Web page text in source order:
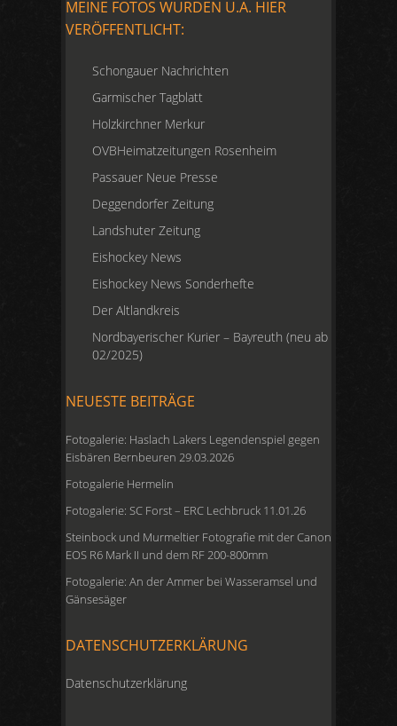
MEINE FOTOS WURDEN U.A. HIER
VERÖFFENTLICHT:
Schongauer Nachrichten
Garmischer Tagblatt
Holzkirchner Merkur
OVBHeimatzeitungen Rosenheim
Passauer Neue Presse
Deggendorfer Zeitung
Landshuter Zeitung
Eishockey News
Eishockey News Sonderhefte
Der Altlandkreis
Nordbayerischer Kurier – Bayreuth (neu ab
02/2025)
NEUESTE BEITRÄGE
Fotogalerie: Haslach Lakers Legendenspiel gegen
Eisbären Bernbeuren 29.03.2026
Fotogalerie Hermelin
Fotogalerie: SC Forst – ERC Lechbruck 11.01.26
Steinbock und Murmeltier Fotografie mit der Canon
EOS R6 Mark II und dem RF 200-800mm
Fotogalerie: An der Ammer bei Wasseramsel und
Gänsesäger
DATENSCHUTZERKLÄRUNG
Datenschutzerklärung